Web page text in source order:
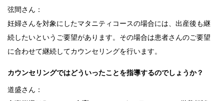
弦間さん：
妊婦さんを対象にしたマタニティコースの場合には、出産後も継
続したいというご要望があります。その場合は患者さんのご要望
に合わせて継続してカウンセリングを行います。
カウンセリングではどういったことを指導するのでしょうか？
道盛さん：